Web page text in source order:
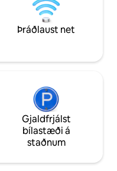
ferðir og ferðir Toyota Pickup Hire.
Ungbarnarúm í
Þráðlaust net
Gjaldfrjálst
bílastæði á
staðnum